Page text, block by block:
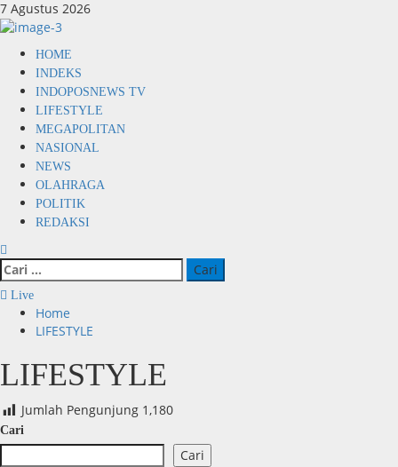
Skip
to
7 Agustus 2026
Primary
Menu
HOME
INDEKS
INDOPOSNEWS TV
LIFESTYLE
MEGAPOLITAN
NASIONAL
NEWS
OLAHRAGA
POLITIK
REDAKSI
Cari
untuk:
Live
Home
LIFESTYLE
LIFESTYLE
Jumlah Pengunjung 1,180
Cari
Cari